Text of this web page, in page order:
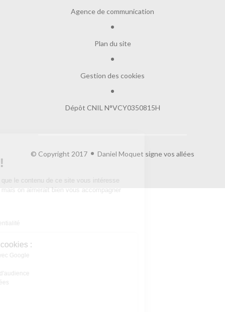
Agence de communication
Plan du site
Gestion des cookies
Dépôt CNIL N°VCY0350815H
© Copyright 2017 Daniel Moquet signe vos allées
Salut c'est nous...
On a attendu d'être sûrs que le contenu de
ce site vous intéresse avant de vous déranger, mais on aimerait bien
Lire la politique de confidentialité
À quoi servent ces cookies :
Partage de données avec Google
Statistiques et mesure d'audience